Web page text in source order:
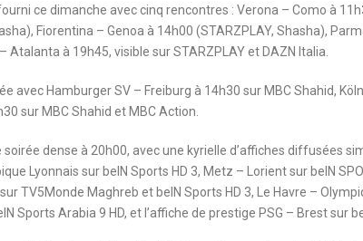
ce dimanche avec cinq rencontres : Verona – Como à
Fiorentina – Genoa à 14h00 (STARZPLAY, Shasha),
Atalanta à 19h45, visible sur STARZPLAY et DAZN Italia.
avec Hamburger SV – Freiburg à 14h30 sur MBC Shahid,
sur MBC Shahid et MBC Action.
soirée dense à 20h00, avec une kyrielle d’affiches diffusées
Lyonnais sur beIN Sports HD 3, Metz – Lorient sur beIN
TV5Monde Maghreb et beIN Sports HD 3, Le Havre –
Sports Arabia 9 HD, et l’affiche de prestige PSG – Brest sur